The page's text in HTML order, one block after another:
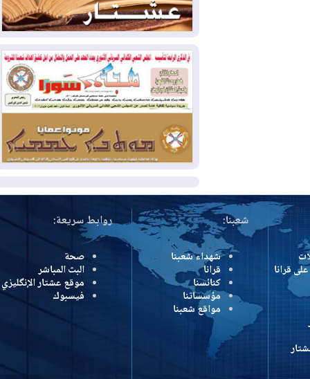
2026-07-31أتروشي: قرار السلم والحرب
في العراق "مختطف" وخارج سيطرة
الحكومة
2026-07-31
50 درجة مئوية في 5
محافظات.. العراق على موعد مع موجة حر
السبت
2026-07-31
سبتة تهز أوروبا.. إيطاليا تهدد
بورقة شنغن وفرنسا تشدد الحدود
شعبنا:
شهداء شعبنا
قرانا
كنائسنا
مؤسساتنا
مواقع شعبنا
روابط سريعة:
صحة
البث المباشر
موقع عشتار الإنگليزي
فيسبوك